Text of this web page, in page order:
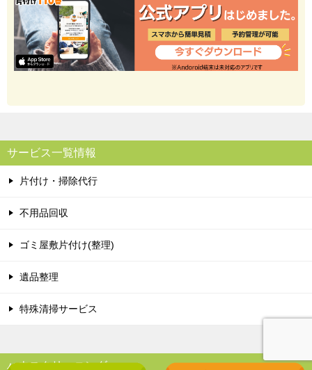
サービス一覧情報
片付け・掃除代行
不用品回収
ゴミ屋敷片付け(整理)
遺品整理
特殊清掃サービス
ハウスクリーニング